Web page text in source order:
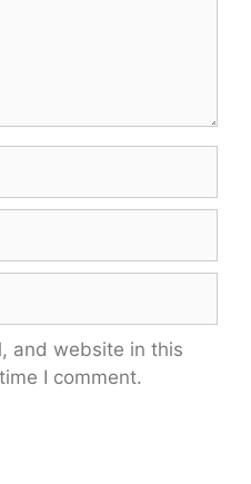
and website in this
I comment.